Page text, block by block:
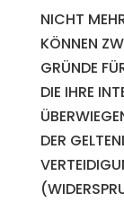
NICHT
KÖNNEN
GRÜNDE
DIE IHRE
DER